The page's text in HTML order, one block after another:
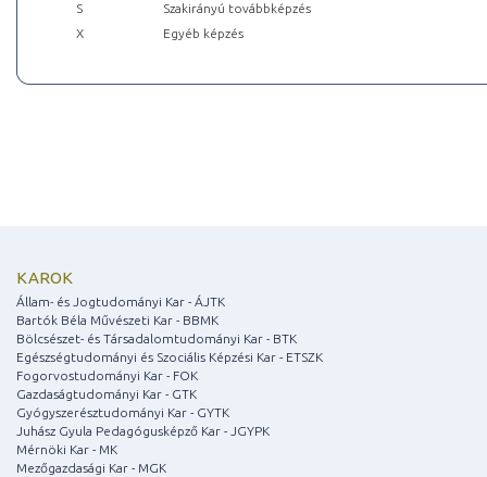
S
Szakirányú továbbképzés
X
Egyéb képzés
KAROK
Állam- és Jogtudományi Kar - ÁJTK
Bartók Béla Művészeti Kar - BBMK
Bölcsészet- és Társadalomtudományi Kar - BTK
Egészségtudományi és Szociális Képzési Kar - ETSZK
Fogorvostudományi Kar - FOK
Gazdaságtudományi Kar - GTK
Gyógyszerésztudományi Kar - GYTK
Juhász Gyula Pedagógusképző Kar - JGYPK
Mérnöki Kar - MK
Mezőgazdasági Kar - MGK